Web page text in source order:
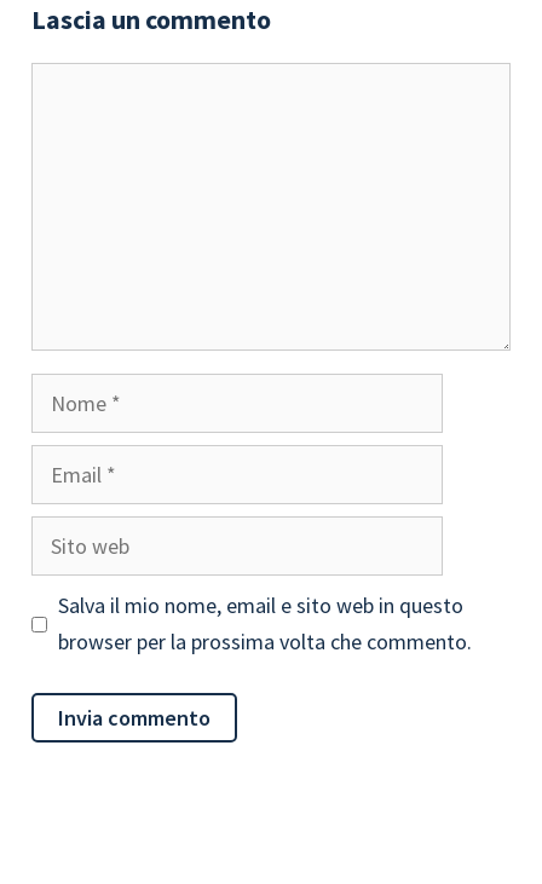
Lascia un commento
Nome
Email
Sito
web
Salva il mio nome, email e sito web in questo
browser per la prossima volta che commento.